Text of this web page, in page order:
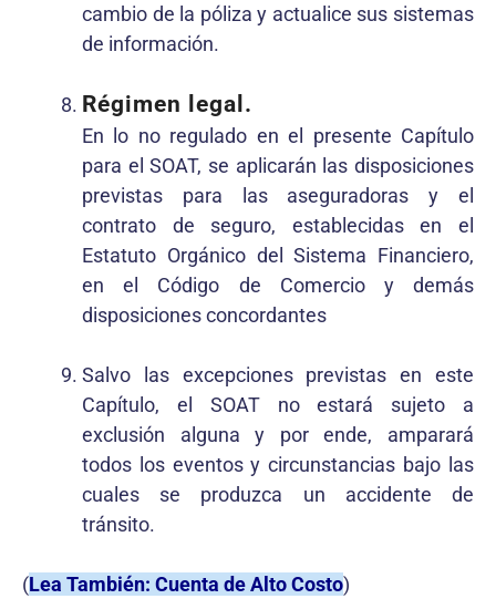
cambio de la póliza y actualice sus sistemas
de información.
Régimen legal.
En lo no regulado en el presente Capítulo
para el SOAT, se aplicarán las disposiciones
previstas para las aseguradoras y el
contrato de seguro, establecidas en el
Estatuto Orgánico del Sistema Financiero,
en el Código de Comercio y demás
disposiciones concordantes
Salvo las excepciones previstas en este
Capítulo, el SOAT no estará sujeto a
exclusión alguna y por ende, amparará
todos los eventos y circunstancias bajo las
cuales se produzca un accidente de
tránsito.
(Lea También: Cuenta de Alto Costo)